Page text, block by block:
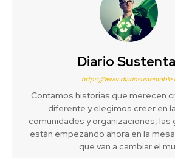
Diario
https://
Contamos historias que merecen
diferente y elegimos creer en
comunidades y organizaciones, las
están empezando ahora en la
que van a cambiar el